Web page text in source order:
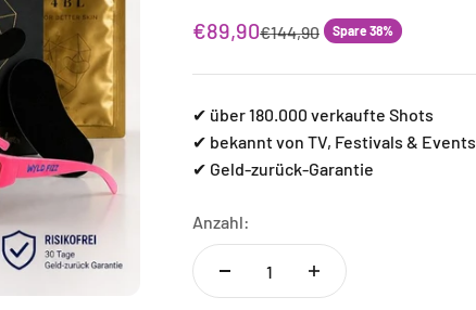
Angebot
€89,90Regulärer Preis
€144,90 Spare 38%
✔ über 180.000 verkaufte Shots
✔ bekannt von TV, Festivals & Events
✔ Geld-zurück-Garantie
Anzahl: